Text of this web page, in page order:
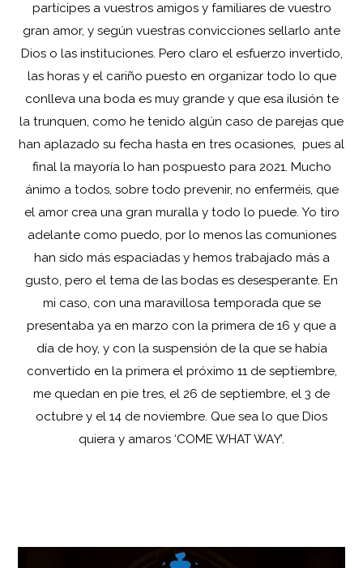
partícipes a vuestros amigos y familiares de vuestro
gran amor, y según vuestras convicciones sellarlo ante
Dios o las instituciones. Pero claro el esfuerzo invertido,
las horas y el cariño puesto en organizar todo lo que
conlleva una boda es muy grande y que esa ilusión te
la trunquen, como he tenido algún caso de parejas que
han aplazado su fecha hasta en tres ocasiones, pues al
final la mayoría lo han pospuesto para 2021. Mucho
ánimo a todos, sobre todo prevenir, no enferméis, que
el amor crea una gran muralla y todo lo puede. Yo tiro
adelante como puedo, por lo menos las comuniones
han sido más espaciadas y hemos trabajado más a
gusto, pero el tema de las bodas es desesperante. En
mi caso, con una maravillosa temporada que se
presentaba ya en marzo con la primera de 16 y que a
día de hoy, y con la suspensión de la que se había
convertido en la primera el próximo 11 de septiembre,
me quedan en pie tres, el 26 de septiembre, el 3 de
octubre y el 14 de noviembre. Que sea lo que Dios
quiera y amaros ‘COME WHAT WAY’.